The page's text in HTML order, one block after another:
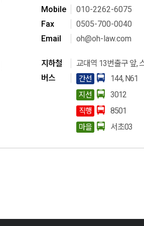
Mobile
010-2262-6075
Fax
0505-700-0040
Email oh@oh-law.com
지하철
교대역 13번출구 앞,
버스
간선 144, N61
지선 3012
직행 8501
마을 서초03